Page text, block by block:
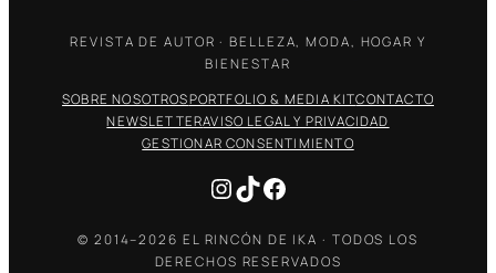
REVISTA DE AUTOR · BELLEZA, MODA, HOGAR Y
BIENESTAR
SOBRE NOSOTROSPORTFOLIO & MEDIA KITCONTACTO
NEWSLETTERAVISO LEGAL Y PRIVACIDAD
GESTIONAR CONSENTIMIENTO
Instagram
TikTokFacebook
© 2014–2026 EL RINCÓN DE IKA · TODOS LOS
DERECHOS RESERVADOS